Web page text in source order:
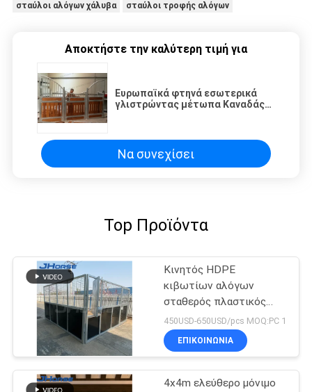
σταύλοι αλόγων χάλυβα σταύλοι τροφής αλόγων
Αποκτήστε την καλύτερη τιμή για
Ευρωπαϊκά φτηνά εσωτερικά
γλιστρώντας μέτωπα Καναδάς
Να συνεχίσει
Top Προϊόντα
Κινητός HDPE
κιβωτίων αλόγων
σταθερός πλαστικός
προσωρινός εύκολος να
εγκαταστήσει με τη
στέγη
450USD-650USD/pcs MOQ:PC 1
ΕΠΙΚΟΙΝΩΝΙΑ
4x4m ελεύθερο μόνιμο